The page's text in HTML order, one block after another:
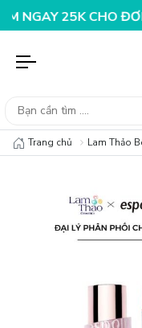
CHO ĐƠN HÀNG
Trang chủ Lam Thảo